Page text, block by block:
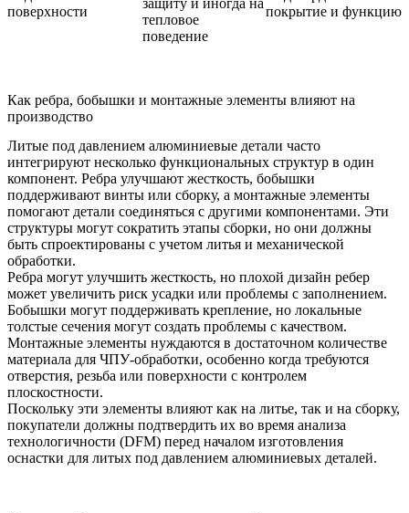
поверхности
защиту и иногда на
тепловое
поведение
покрытие и функцию
Как ребра, бобышки и монтажные элементы влияют на
производство
Литые под давлением алюминиевые детали часто
интегрируют несколько функциональных структур в один
компонент. Ребра улучшают жесткость, бобышки
поддерживают винты или сборку, а монтажные элементы
помогают детали соединяться с другими компонентами. Эти
структуры могут сократить этапы сборки, но они должны
быть спроектированы с учетом литья и механической
обработки.
Ребра могут улучшить жесткость, но плохой дизайн ребер
может увеличить риск усадки или проблемы с заполнением.
Бобышки могут поддерживать крепление, но локальные
толстые сечения могут создать проблемы с качеством.
Монтажные элементы нуждаются в достаточном количестве
материала для ЧПУ-обработки, особенно когда требуются
отверстия, резьба или поверхности с контролем
плоскостности.
Поскольку эти элементы влияют как на литье, так и на сборку,
покупатели должны подтвердить их во время анализа
технологичности (DFM) перед началом изготовления
оснастки для литых под давлением алюминиевых деталей.